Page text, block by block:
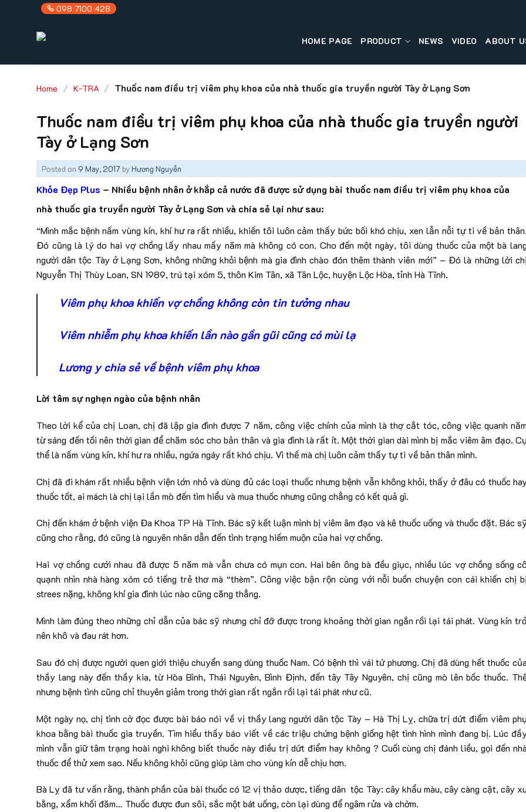
098 7100 428
HOME PAGE PRODUCT NEWS VIDEO ABOUT
Home / K-TRA / Thuốc nam điều trị viêm phụ khoa của nhà thuốc gia truyền người Tày ở Lạng Sơn
Thuốc nam điều trị viêm phụ khoa của nhà thuốc gia truyền người
Tày ở Lạng Sơn
Posted on 9 May, 2017 byHương Nguyễn
Khỏe Đẹp Plus – Nhiều bệnh nhân ở khắp cả nước đã được sử dụng bài thuốc nam điều trị viêm phụ khoa của
nhà thuốc gia truyền người Tày ở Lạng Sơn và chia sẻ lại như sau:
“Mình mắc bệnh nấm vùng kín, khí hư ra rất nhiều, khiến tôi luôn cảm thấy bức bối khó chịu, xen lẫn nỗi tự ti về bản thân.
Đó cũng là lý do hai vợ chồng lấy nhau mấy năm mà không có con. Cho đến một ngày, tôi dùng thuốc của một bà lang
người dân tộc Tày ở Lạng Sơn, không những khỏi bệnh mà gia đình chào đón thêm thành viên mới” – Đó là những lời
Nguyễn Thị Thùy Loan, SN 1989, trú tại xóm 5, thôn Kim Tân, xã Tân Lộc, huyện Lộc Hòa, tỉnh Hà Tĩnh.
Viêm phụ khoa khiến vợ chồng không còn tin tưởng nhau
Viêm nhiễm phụ khoa khiến lần nào gần gũi cũng có mùi lạ
Lương y chia sẻ về bệnh viêm phụ khoa
Lời tâm sự nghẹn ngào của bệnh nhân
Theo lời kể của chị Loan, chị đã lập gia đình được 7 năm, công việc chính của mình là thợ cắt tóc, công việc quanh năm
từ sáng đến tối nên thời gian để chăm sóc cho bản thân và gia đình là rất ít. Một thời gian dài mình bị mắc viêm âm đạo. Cụ
thể là nấm vùng kín, khí hư ra nhiều, ngứa ngáy rất khó chịu. Vì thế mà chị luôn cảm thấy tự ti về bản thân mình.
Chị đã đi khám rất nhiều bệnh viện lớn nhỏ và dùng đủ các loại thuốc nhưng bệnh vẫn không khỏi, thấy ở đâu có thuốc
thuốc tốt, ai mách là chị lại lần mò đến tìm hiểu và mua thuốc nhưng cũng chẳng có kết quả gì.
Chị đến khám ở bệnh viện Đa Khoa TP Hà Tĩnh. Bác sỹ kết luận mình bị viêm âm đạo và kê thuốc uống và thuốc đặt. Bác
cũng cho rằng, đó cũng là nguyên nhân dẫn đến tình trạng hiếm muộn của hai vợ chồng.
Hai vợ chồng cưới nhau đã được 5 năm mà vẫn chưa có mụn con. Hai bên ông bà đều giục, nhiều lúc vợ chồng sống cô
quạnh nhìn nhà hàng xóm có tiếng trẻ thơ mà “thèm”. Công việc bận rộn cùng với nỗi buồn chuyện con cái khiến chị
strees nặng, không khí gia đình lúc nào cũng căng thẳng.
Mình làm đúng theo những chỉ dẫn của bác sỹ nhưng chỉ đỡ được trong khoảng thời gian ngắn rồi lại tái phát. Vùng kín
nên khô và đau rát hơn.
Sau đó chị được người quen giới thiệu chuyển sang dùng thuốc Nam. Có bệnh thì vái tứ phương. Chị đã dùng hết thuốc của
thầy lang này đến thầy kia, từ Hòa Bình, Thái Nguyên, Bình Định, đến tây Tây Nguyên, chị cũng mò lên bốc thuốc.
nhưng bệnh tình cũng chỉ thuyên giảm trong thời gian rất ngắn rồi lại tái phát như cũ.
Một ngày nọ, chị tình cờ đọc được bài báo nói về vị thầy lang người dân tộc Tày – Hà Thị Lỵ, chữa trị dứt điểm viêm phụ
khoa bằng bài thuốc gia truyền. Tìm hiểu thấy báo viết về các triệu chứng bệnh giống hệt tình hình mình đang bị. Lúc
mình vẫn giữ tâm trạng hoài nghi không biết thuốc này điều trị dứt điểm hay không ? Cuối cùng chị đánh liều, gọi đến nhà
thuốc để thử xem sao. Nếu không khỏi cũng giúp làm cho vùng kín dễ chịu hơn.
Bà Lỵ đã tư vấn rằng, thành phần của bài thuốc có 12 vị thảo dược, tiếng dân tộc Tày: cây khẩu màu, cây càng cật, cây xu
bằng, xẩm khối đăm… Thuốc được đun sôi, sắc một bát uống, còn lại dùng để ngâm rửa và chờm.